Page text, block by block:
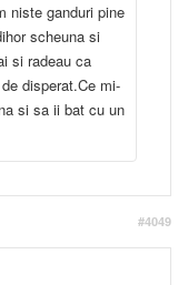
niste ganduri pine
scheuna si
si radeau ca
disperat.Ce mi-
si sa ii bat cu un
#4049